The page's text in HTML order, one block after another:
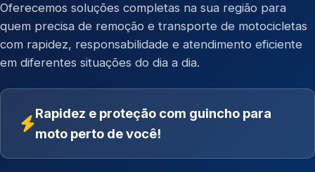
Oferecemos soluções completas na sua região para
quem precisa de remoção e transporte de motocicletas
com rapidez, responsabilidade e atendimento eficiente
em diferentes situações do dia a dia.
Rapidez e proteção com guincho para
moto perto de você!